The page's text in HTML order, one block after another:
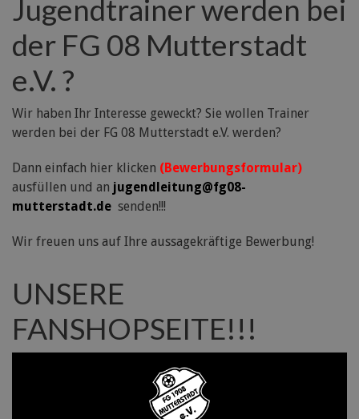
Jugendtrainer werden bei
der FG 08 Mutterstadt
e.V. ?
Wir haben Ihr Interesse geweckt? Sie wollen Trainer
werden bei der FG 08 Mutterstadt e.V. werden?
Dann einfach hier klicken (Bewerbungsformular)
ausfüllen und an jugendleitung@fg08-
mutterstadt.de senden!!!
Wir freuen uns auf Ihre aussagekräftige Bewerbung!
UNSERE
FANSHOPSEITE!!!